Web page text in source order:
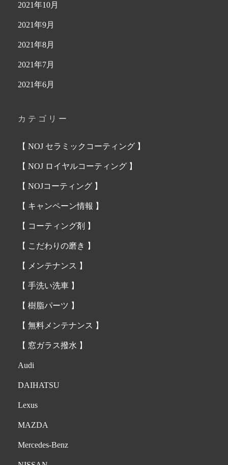
2021年10月
2021年9月
2021年8月
2021年7月
2021年6月
カテゴリー
【 NOJ セラミックコーティング 】
【 NOJ ロイヤルコーティング 】
【 NOJコーティング 】
【 キャンペーン情報 】
【 コーティング剤 】
【 こだわりの磨き 】
【 メンテナンス 】
【 手洗い洗車 】
【 樹脂パーツ 】
【 無料メンテナンス 】
【 窓ガラス撥水 】
Audi
DAIHATSU
Lexus
MAZDA
Mercedes-Benz